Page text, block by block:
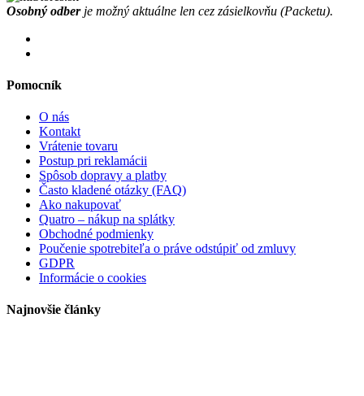
Osobný odberje možný aktuálne len cez zásielkovňu (Packetu).
Pomocník
O nás
Kontakt
Vrátenie tovaru
Postup pri reklamácii
Spôsob dopravy a platby
Často kladené otázky (FAQ)
Ako nakupovať
Quatro – nákup na splátky
Obchodné podmienky
Poučenie spotrebiteľa o práve odstúpiť od zmluvy
GDPR
Informácie o cookies
Najnovšie články